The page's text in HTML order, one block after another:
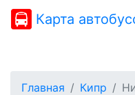
Карта
Главная Кипр